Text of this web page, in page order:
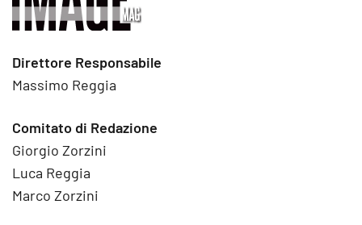
Direttore Responsabile
Massimo Reggia
Comitato di Redazione
Giorgio Zorzini
Luca Reggia
Marco Zorzini